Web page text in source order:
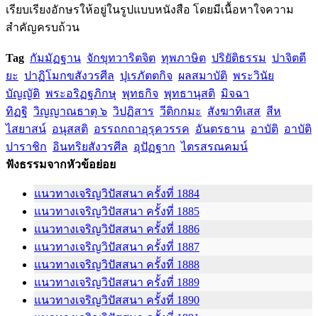
เรียบเรียงอักษรให้อยู่ในรูปแบบหนังสือ โดยมีเนื้อหาใจความ
สำคัญครบถ้วน
Tag กัมมัฏฐาน จักขุทวาริตจิต ทุพภาษิต ปริยัติธรรม ปาจิตตี
ยะ ปาฏิโมกขสังวรศีล ปุเรภัตตกิจ ผลสมาบัติ พระวินัย
บัญญัติ พระอริฏฐภิกษุ พุทธกิจ พุทธานุสติ มิจฉา
ทิฏฐิ วิญญาณธาตุ ๖ วิปฏิสาร วีติกกมะ สังฆาทิเสส สีห
ไสยาสน์ อนุสสติ อรรถกถาอุรุควรรค อันตรธาน อาบัติ อาบัติ
ปาราชิก อินทริยสังวรศีล อุปัฏฐาก ไตรสรณคมน์
ฟังธรรมจากหัวข้อย่อย
แนวทางเจริญวิปัสสนา ครั้งที่ 1884
แนวทางเจริญวิปัสสนา ครั้งที่ 1885
แนวทางเจริญวิปัสสนา ครั้งที่ 1886
แนวทางเจริญวิปัสสนา ครั้งที่ 1887
แนวทางเจริญวิปัสสนา ครั้งที่ 1888
แนวทางเจริญวิปัสสนา ครั้งที่ 1889
แนวทางเจริญวิปัสสนา ครั้งที่ 1890